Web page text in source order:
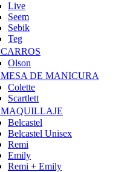
Live
Seem
Sebik
Teg
CARROS
Olson
MESA DE MANICURA
Colette
Scartlett
MAQUILLAJE
Belcastel
Belcastel Unisex
Remi
Emily
Remi + Emily